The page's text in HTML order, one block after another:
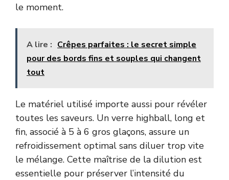
le moment.
A lire : Crêpes parfaites : le secret simple
pour des bords fins et souples qui changent
tout
Le matériel utilisé importe aussi pour révéler
toutes les saveurs. Un verre highball, long et
fin, associé à 5 à 6 gros glaçons, assure un
refroidissement optimal sans diluer trop vite
le mélange. Cette maîtrise de la dilution est
essentielle pour préserver l’intensité du